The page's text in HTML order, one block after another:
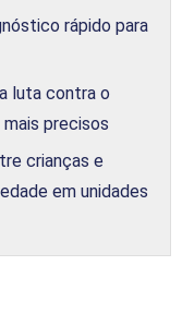
rápido para
luta contra o
precisos
crianças e
em unidades